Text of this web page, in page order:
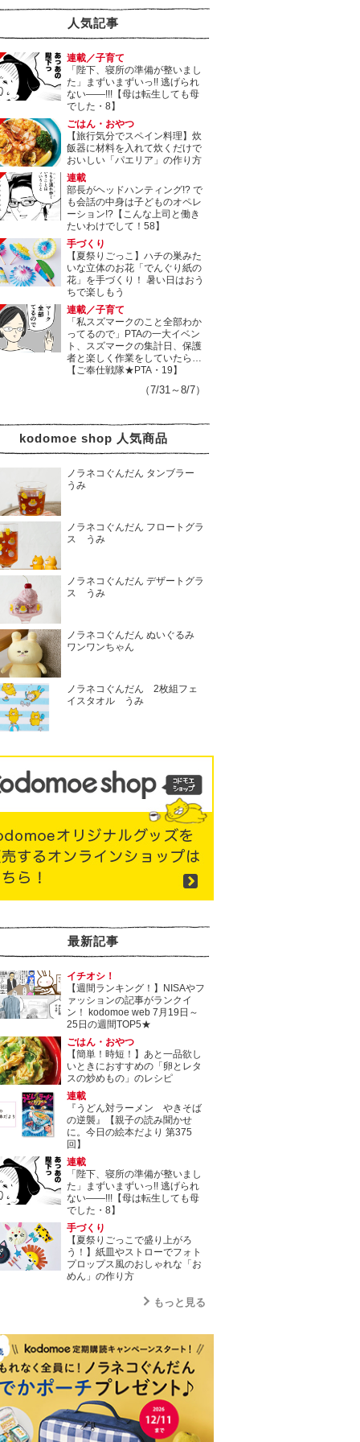
人気記事
連載／子育て
「陛下、寝所の準備が整いまし
た」まずいまずいっ!! 逃げられ
ない――!!!【母は転生しても母
でした・8】
ごはん・おやつ
【旅行気分でスペイン料理】炊
飯器に材料を入れて炊くだけで
おいしい「パエリア」の作り方
連載
部長がヘッドハンティング!? で
も会話の中身は子どものオペレ
ーション!?【こんな上司と働き
たいわけでして！58】
手づくり
【夏祭りごっこ】ハチの巣みた
いな立体のお花「でんぐり紙の
花」を手づくり！ 暑い日はおう
ちで楽しもう
連載／子育て
「私スズマークのこと全部わか
ってるので」PTAの一大イベン
ト、スズマークの集計日、保護
者と楽しく作業をしていたら…
【ご奉仕戦隊★PTA・19】
（7/31～8/7）
kodomoe shop 人気商品
ノラネコぐんだん タンブラー
うみ
ノラネコぐんだん フロートグラ
ス うみ
ノラネコぐんだん デザートグラ
ス うみ
ノラネコぐんだん ぬいぐるみ
ワンワンちゃん
ノラネコぐんだん 2枚組フェ
イスタオル うみ
最新記事
イチオシ！
【週間ランキング！】NISAやフ
ァッションの記事がランクイ
ン！ kodomoe web 7月19日～
25日の週間TOP5★
ごはん・おやつ
【簡単！時短！】あと一品欲し
いときにおすすめの「卵とレタ
スの炒めもの」のレシピ
連載
『うどん対ラーメン やきそば
の逆襲』【親子の読み聞かせ
に。今日の絵本だより 第375
回】
連載
「陛下、寝所の準備が整いまし
た」まずいまずいっ!! 逃げられ
ない――!!!【母は転生しても母
でした・8】
手づくり
【夏祭りごっこで盛り上がろ
う！】紙皿やストローでフォト
プロップス風のおしゃれな「お
めん」の作り方
もっと見る